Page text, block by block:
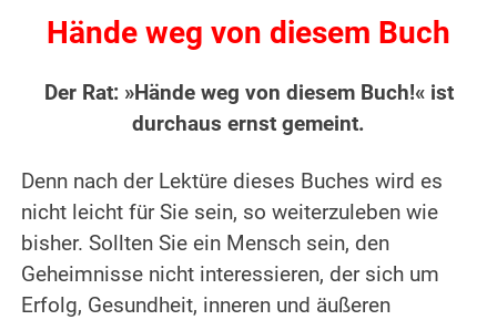
Hände weg von diesem Buch
Der Rat: »Hände weg von diesem Buch!« ist
durchaus ernst gemeint.
Denn nach der Lektüre dieses Buches wird es
nicht leicht für Sie sein, so weiterzuleben wie
bisher. Sollten Sie ein Mensch sein, den
Geheimnisse nicht interessieren, der sich um
Erfolg, Gesundheit, inneren und äußeren